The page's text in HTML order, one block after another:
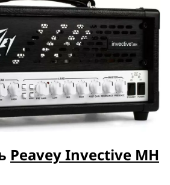
Peavey Invective MH